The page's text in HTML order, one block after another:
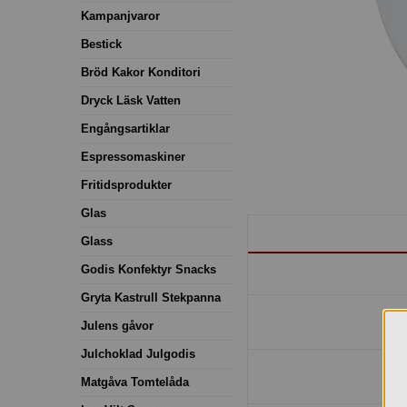
Kampanjvaror
Bestick
Bröd Kakor Konditori
Dryck Läsk Vatten
Engångsartiklar
Espressomaskiner
Fritidsprodukter
Glas
Glass
Godis Konfektyr Snacks
Gryta Kastrull Stekpanna
Julens gåvor
Julchoklad Julgodis
Matgåva Tomtelåda